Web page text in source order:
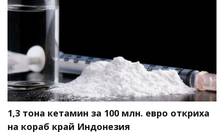
1,3 тона кетамин за 100 млн. евро откриха
на кораб край Индонезия